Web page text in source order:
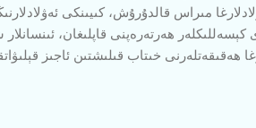
مىراس قالدۇرۇش، كىيىنكى
ھەرتەرەپنى قاپلىغان،
ھەقىقەتلەرنى خىتاب قىلىشتىن ئاجىز
ئەۋلادلارغا بىر نەزەر تاشلايلى! ئاتا -